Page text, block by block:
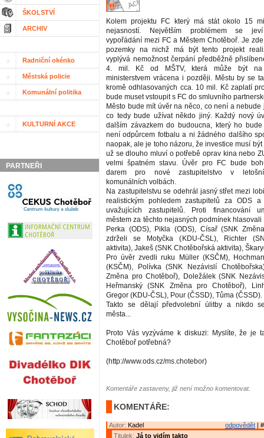
ŠKOLSTVÍ
ARCHIV
Radniční okénko
Městská policie
Komunální politika
KULTURNÍ AKCE
PARTNEŘI
Kolem projektu FC který má stát okolo 15
nejasností. Největším problémem se jeví
vypořádání mezi FC a Městem Chotěboř. Je
pozemky na nichž má být tento projekt
vyplývá nemožnost čerpání předběžně
4. mil. Kč od MŠTV, která může být na
ministerstvem vrácena i později. Městu by se
kromě odhlasovaných cca. 10 mil. Kč zaplatí
bude muset vstoupit s FC do smluvního
Město bude mít úvěr na něco, co není a nebude
co tedy bude užívat někdo jiný. Každý nový
dalším závazkem do budoucna, který ho bude
není odpůrcem fotbalu a ni žádného dalšího
naopak, ale je toho názoru, že investice musí
už se dlouho mluví o potřebě oprav kina nebo
velmi špatném stavu. Úvěr pro FC bude
darem pro nové zastupitelstvo v
komunálních volbách.
Na zastupitelstvu se odehrál jasný střet mezi
realistickým pohledem zastupitelů za ODS
uvažujících zastupitelů. Proti financování
městem za těchto nejasných podmínek hlasovali
Perka (ODS), Pikla (ODS), Císař (SNK
zdrželi se Motyčka (KDU-ČSL), Richter
aktivita), Jakeš (SNK Chotěbořská aktivita),
Pro úvěr zvedli ruku Müller (KSČM),
(KSČM), Polívka (SNK Nezávislí
Změna pro Chotěboř), Doležálek (SNK
Heřmanský (SNK Změna pro Chotěboř),
Gregor (KDU-ČSL), Pour (ČSSD), Tůma (ČSSD).
Takto se dělají předvolební úlitby a nikdo
města...
Proto Vás vyzýváme k diskuzi: Myslíte, že je
Chotěboř potřebná?
(http://www.ods.cz/ms.chotebor)
Komentáře zastaveny, již není možno komentovat.
KOMENTÁŘE:
odpovědět |
Autor: Kadel
Titulek: Já to vidím takto